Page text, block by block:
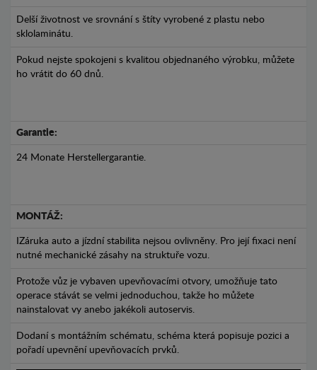
Delší životnost ve srovnání s štíty vyrobené z plastu nebo
sklolaminátu.
Pokud nejste spokojeni s kvalitou objednaného výrobku, můžete
ho vrátit do 60 dnů.
Garantie:
24 Monate Herstellergarantie.
MONTÁŽ:
IZáruka auto a jízdní stabilita nejsou ovlivněny. Pro její fixaci není
nutné mechanické zásahy na struktuře vozu.
Protože vůz je vybaven upevňovacími otvory, umožňuje tato
operace stávát se velmi jednoduchou, takže ho můžete
nainstalovat vy anebo jakékoli autoservis.
Dodaní s montážním schématu, schéma která popisuje pozici a
pořadí upevnění upevňovacích prvků.